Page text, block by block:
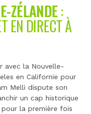
ZÉLANDE:
EN DIRECT À
avec la Nouvelle-
en Californie pour
Melli dispute son
un cap historique
la première fois